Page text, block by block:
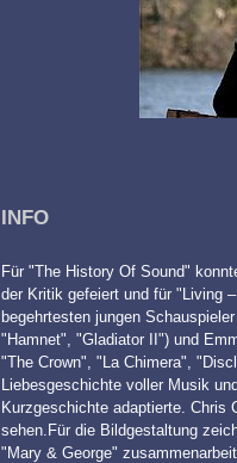
INFO
Für "The History Of Sound"
der Kritik gefeiert und für "Living
begehrtesten jungen
"Hamnet", "Gladiator II") und
"The Crown", "La Chimera",
Liebesgeschichte voller Musik
Kurzgeschichte adaptierte. Chris
sehen.Für die Bildgestaltung
"Mary & George"